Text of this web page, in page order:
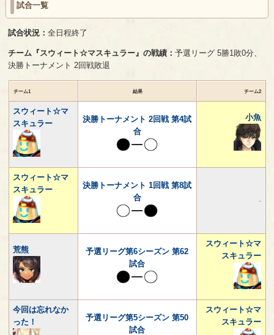
試合一覧
試合状況：全日程終了
チーム『スウィート☆マスキュラー』の戦績：予選リーグ 5勝1敗0分、
決勝トーナメント 2回戦敗退
チーム1 結果 チーム2
スウィート☆マ
スキュラー
決勝トーナメント 2回戦 第4試
合
小魚
スウィート☆マ
スキュラー
決勝トーナメント 1回戦 第8試
合
-
荒熊
予選リーグ第6シーズン 第62
試合
スウィート☆マ
スキュラー
今回は忘れなか
った！
予選リーグ第5シーズン 第50
試合
スウィート☆マ
スキュラー